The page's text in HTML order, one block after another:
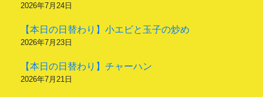
2026年7月24日
【本日の日替わり】小エビと玉子の炒め
2026年7月23日
【本日の日替わり】チャーハン
2026年7月21日